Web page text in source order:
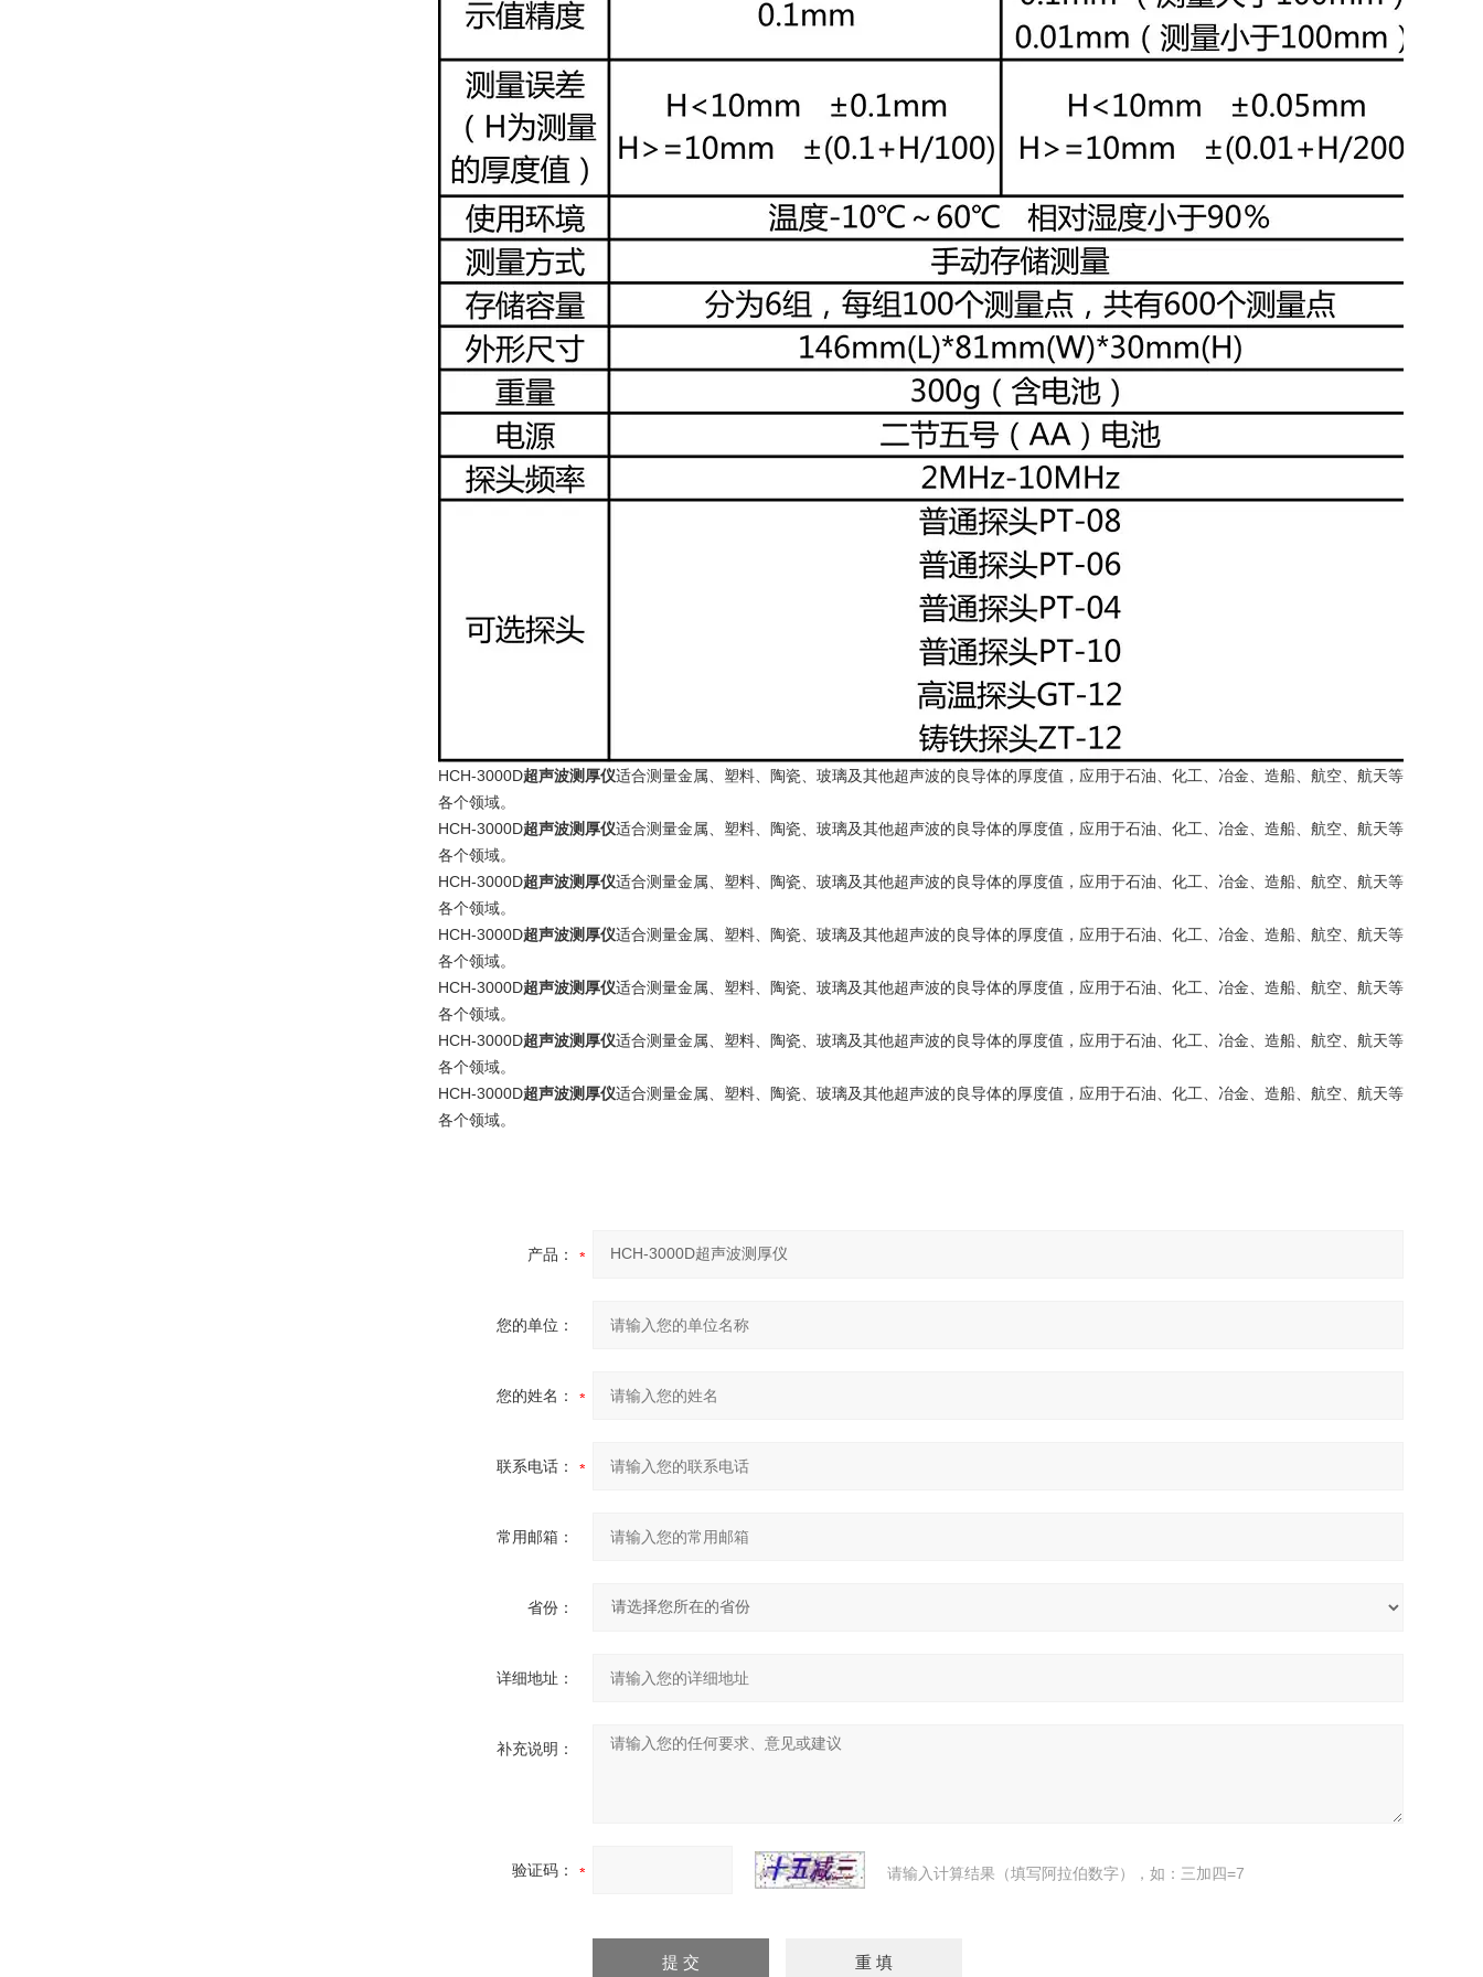
HCH-3000D超声波测厚仪适合测量金属、塑料、陶瓷、玻璃及其他超声波的良导体的厚度值，应用于石油、化工、冶金、造船、航空、航天等
各个领域。
HCH-3000D超声波测厚仪适合测量金属、塑料、陶瓷、玻璃及其他超声波的良导体的厚度值，应用于石油、化工、冶金、造船、航空、航天等
各个领域。
HCH-3000D超声波测厚仪适合测量金属、塑料、陶瓷、玻璃及其他超声波的良导体的厚度值，应用于石油、化工、冶金、造船、航空、航天等
各个领域。
HCH-3000D超声波测厚仪适合测量金属、塑料、陶瓷、玻璃及其他超声波的良导体的厚度值，应用于石油、化工、冶金、造船、航空、航天等
各个领域。
HCH-3000D超声波测厚仪适合测量金属、塑料、陶瓷、玻璃及其他超声波的良导体的厚度值，应用于石油、化工、冶金、造船、航空、航天等
各个领域。
HCH-3000D超声波测厚仪适合测量金属、塑料、陶瓷、玻璃及其他超声波的良导体的厚度值，应用于石油、化工、冶金、造船、航空、航天等
各个领域。
HCH-3000D超声波测厚仪适合测量金属、塑料、陶瓷、玻璃及其他超声波的良导体的厚度值，应用于石油、化工、冶金、造船、航空、航天等
各个领域。
产品：
您的单位：
您的姓名：
联系电话：
常用邮箱：
省份：
详细地址：
补充说明：
验证码： 请输入计算结果（填写阿拉伯数字），如：三加四=7